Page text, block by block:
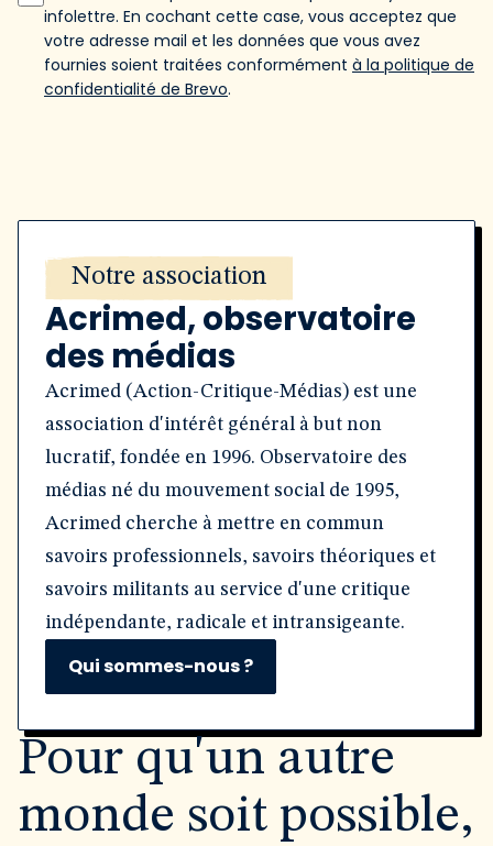
infolettre. En cochant cette case, vous acceptez que
votre adresse mail et les données que vous avez
fournies soient traitées conformément à la politique de
confidentialité de Brevo.
Notre association
Acrimed, observatoire
des médias
Acrimed (Action-Critique-Médias) est une
association d'intérêt général à but non
lucratif, fondée en 1996. Observatoire des
médias né du mouvement social de 1995,
Acrimed cherche à mettre en commun
savoirs professionnels, savoirs théoriques et
savoirs militants au service d'une critique
indépendante, radicale et intransigeante.
Qui sommes-nous ?
Pour qu'un autre
monde soit possible,